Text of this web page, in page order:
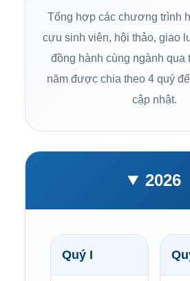
Tổng hợp các chương trình
cựu sinh viên, hội thảo, giao
đồng hành cùng ngành qua
năm được chia theo 4 quý
cập nhật.
2026
Quý I